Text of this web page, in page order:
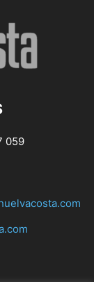
059